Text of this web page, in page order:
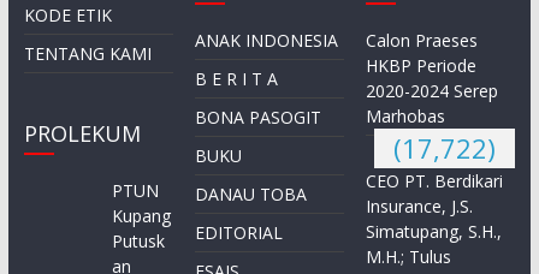
KODE ETIK
TENTANG KAMI
PROLEKUM
PTUN
Kupang
Putusk
an
ANAK INDONESIA
B E R I T A
BONA PASOGIT
BUKU
DANAU TOBA
EDITORIAL
Calon Praeses
HKBP Periode
2020-2024 Serep
Marhobas
(17,722)
CEO PT. Berdikari
Insurance, J.S.
Simatupang, S.H.,
M.H.; Tulus